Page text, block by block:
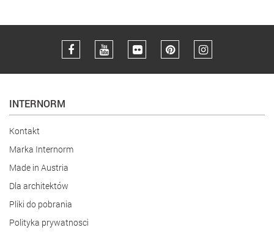
INTERNORM
Kontakt
Marka Internorm
Made in Austria
Dla architektów
Pliki do pobrania
Polityka prywatnosci